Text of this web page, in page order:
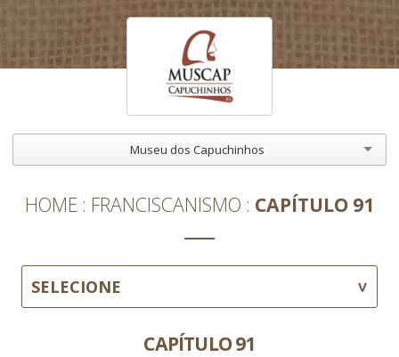
Museu dos Capuchinhos
HOME FRANCISCANISMO CAPÍTULO 91
SELECIONE
CAPÍTULO 91